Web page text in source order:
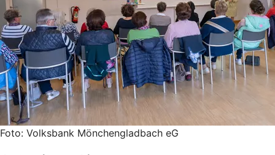
Foto: Volksbank Mönchengladbach eG